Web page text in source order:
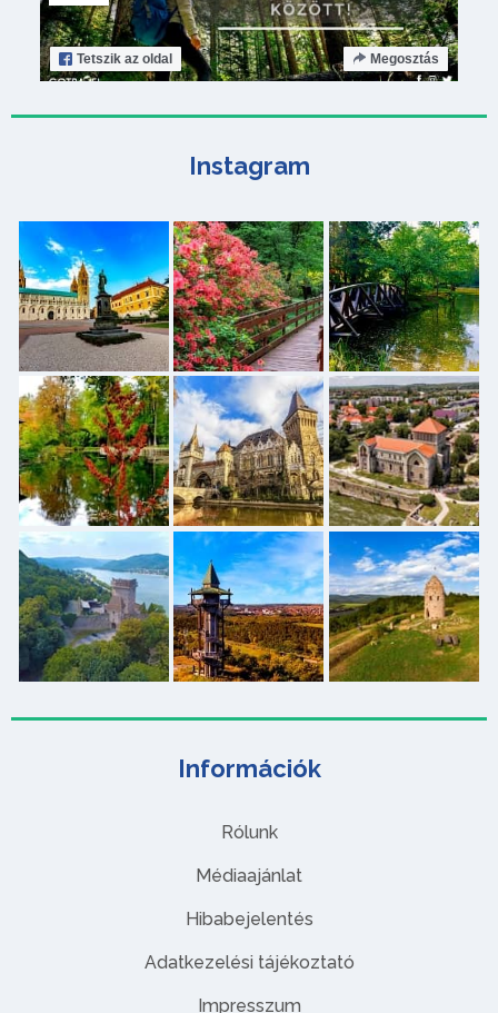
Információk
Rólunk
Médiaajánlat
Hibabejelentés
Adatkezelési tájékoztató
Impresszum
Tetszik az oldal Megosztás
Instagram